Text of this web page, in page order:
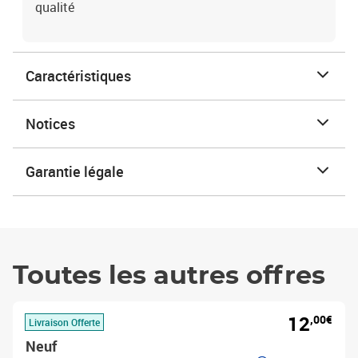
qualité
Caractéristiques
Notices
Garantie légale
Toutes les autres offres
Livraison Offerte
Neuf
12,00€